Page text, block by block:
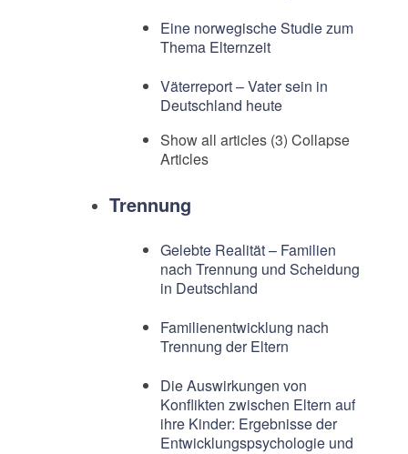
Eine norwegische Studie zum
Thema Elternzeit
Väterreport – Vater sein in
Deutschland heute
Show all articles (3) Collapse
Articles
Trennung
Gelebte Realität – Familien
nach Trennung und Scheidung
in Deutschland
Familienentwicklung nach
Trennung der Eltern
Die Auswirkungen von
Konflikten zwischen Eltern auf
ihre Kinder: Ergebnisse der
Entwicklungspsychologie und